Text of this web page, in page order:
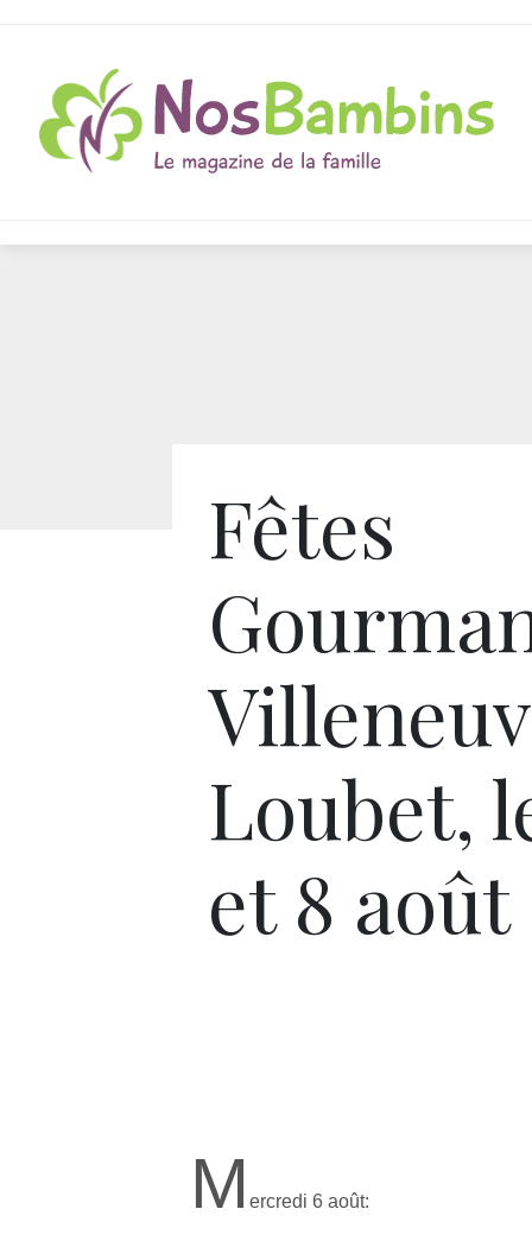
Fêtes
Loubet,
et 8
M ercredi 6 août: